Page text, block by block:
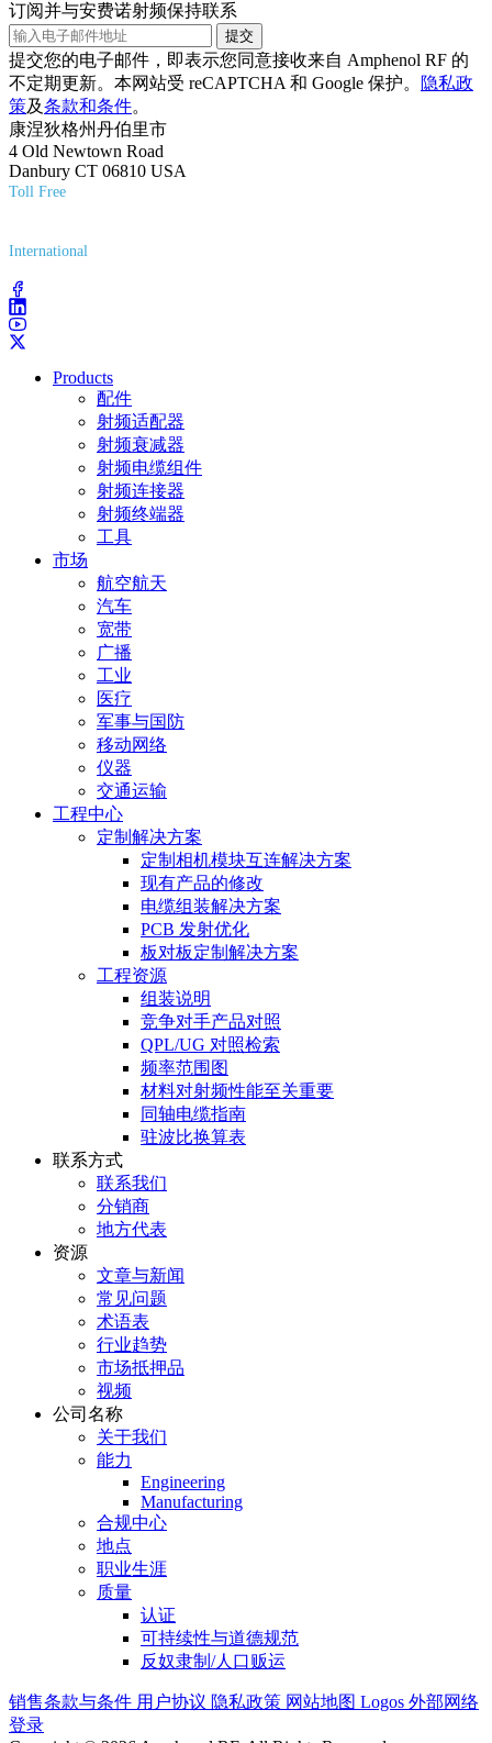
订阅并与安费诺射频保持联系
提交
提交您的电子邮件，即表示您同意接收来自 Amphenol RF 的
不定期更新。本网站受 reCAPTCHA 和 Google 保护。
隐私政
策及条款和条件。
康涅狄格州丹伯里市
4 Old Newtown Road
Danbury CT 06810 USA
Toll Free
International
Products
配件
射频适配器
射频衰减器
射频电缆组件
射频连接器
射频终端器
工具
市场
航空航天
汽车
宽带
广播
工业
医疗
军事与国防
移动网络
仪器
交通运输
工程中心
定制解决方案
定制相机模块互连解决方案
现有产品的修改
电缆组装解决方案
PCB 发射优化
板对板定制解决方案
工程资源
组装说明
竞争对手产品对照
QPL/UG 对照检索
频率范围图
材料对射频性能至关重要
同轴电缆指南
驻波比换算表
联系方式
联系我们
分销商
地方代表
资源
文章与新闻
常见问题
术语表
行业趋势
市场抵押品
视频
公司名称
关于我们
能力
Engineering
Manufacturing
合规中心
地点
职业生涯
质量
认证
可持续性与道德规范
反奴隶制/人口贩运
销售条款与条件 用户协议 隐私政策 网站地图 Logos 外部网络
登录